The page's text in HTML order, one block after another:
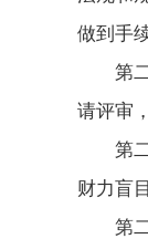
做到手
第
请评审
第
财力盲
第